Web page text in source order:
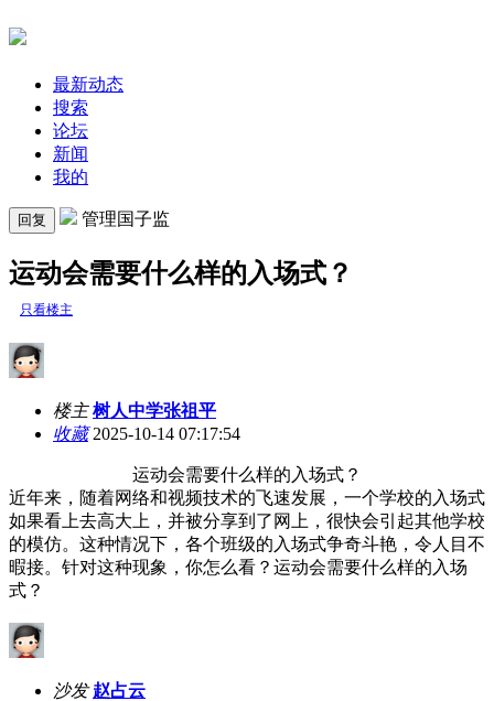
最新动态
搜索
论坛
新闻
我的
回复 管理国子监
运动会需要什么样的入场式？
只看楼主
楼主 树人中学张祖平
收藏2025-10-14 07:17:54
运动会需要什么样的入场式？
近年来，随着网络和视频技术的飞速发展，一个学校的入场式
如果看上去高大上，并被分享到了网上，很快会引起其他学校
的模仿。这种情况下，各个班级的入场式争奇斗艳，令人目不
暇接。针对这种现象，你怎么看？运动会需要什么样的入场
式？
沙发 赵占云